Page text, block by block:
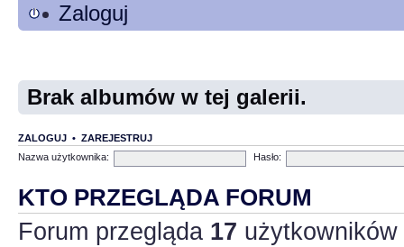
Zaloguj
Brak albumów w tej galerii.
ZALOGUJ • ZAREJESTRUJ
Nazwa użytkownika:
Hasło:
KTO PRZEGLĄDA FORUM
Forum przegląda 17